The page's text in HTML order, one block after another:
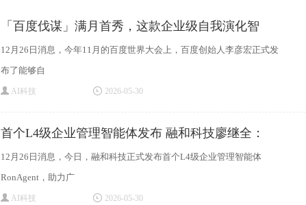
「百度伐谋」满月首秀，这款企业级自我演化智
12月26日消息，今年11月的百度世界大会上，百度创始人李彦宏正式发
布了能够自
AI科技 2026-05-30
首个L4级企业管理智能体发布 融和科技廖继全：
12月26日消息，今日，融和科技正式发布首个L4级企业管理智能体
RonAgent，助力广
AI科技 2026-05-30